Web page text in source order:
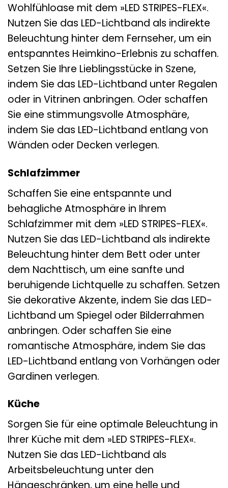
Wohlfühloase mit dem »LED STRIPES-FLEX«.
Nutzen Sie das LED-Lichtband als indirekte
Beleuchtung hinter dem Fernseher, um ein
entspanntes Heimkino-Erlebnis zu schaffen.
Setzen Sie Ihre Lieblingsstücke in Szene,
indem Sie das LED-Lichtband unter Regalen
oder in Vitrinen anbringen. Oder schaffen
Sie eine stimmungsvolle Atmosphäre,
indem Sie das LED-Lichtband entlang von
Wänden oder Decken verlegen.
Schlafzimmer
Schaffen Sie eine entspannte und
behagliche Atmosphäre in Ihrem
Schlafzimmer mit dem »LED STRIPES-FLEX«.
Nutzen Sie das LED-Lichtband als indirekte
Beleuchtung hinter dem Bett oder unter
dem Nachttisch, um eine sanfte und
beruhigende Lichtquelle zu schaffen. Setzen
Sie dekorative Akzente, indem Sie das LED-
Lichtband um Spiegel oder Bilderrahmen
anbringen. Oder schaffen Sie eine
romantische Atmosphäre, indem Sie das
LED-Lichtband entlang von Vorhängen oder
Gardinen verlegen.
Küche
Sorgen Sie für eine optimale Beleuchtung in
Ihrer Küche mit dem »LED STRIPES-FLEX«.
Nutzen Sie das LED-Lichtband als
Arbeitsbeleuchtung unter den
Hängeschränken, um eine helle und